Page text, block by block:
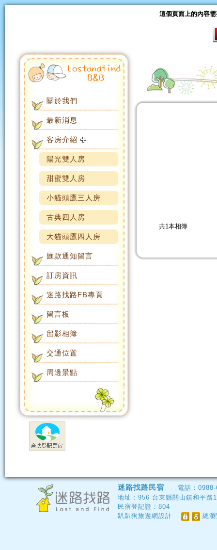
這個頁面上的內容
關於我們
最新消息
客房介紹
陽光雙人房
甜蜜雙人房
小貓頭鷹三人房
古典四人房
大貓頭鷹四人房
匯款通知留言
訂房資訊
迷路找路FB專頁
留言板
留影相簿
交通位置
周邊景點
共1本相簿
迷路找路民宿 電話：
地址： 956 台東縣關山鎮和平路
民宿登記證： 804
趴趴狗旅遊網設計
總